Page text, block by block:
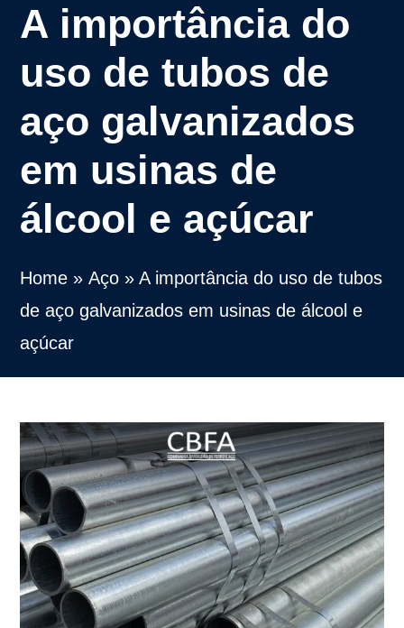
A importância do
uso de tubos de
aço galvanizados
em usinas de
álcool e açúcar
Home » Aço » A importância do uso de tubos
de aço galvanizados em usinas de álcool e
açúcar